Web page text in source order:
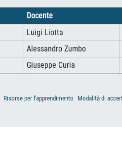
Docente
Luigi Liotta
Alessandro Zumbo
Giuseppe Curia
Risorse per l'apprendimento Modalità di